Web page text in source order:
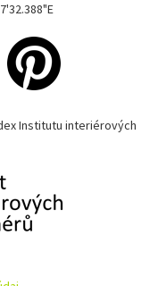
Institutu interiérových